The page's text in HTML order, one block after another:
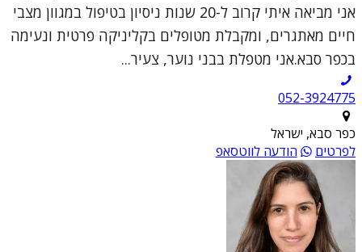
אני מביאה איתי קרוב ל-20 שנות ניסיון בטיפול במגוון מצבי
חיים מאתגרים, ומקבלת מטופלים בקליניקה פרטית ונעימה
בכפר סבא.אני מטפלת בבני נוער, צעיר...
052-3924775
כפר סבא, ישראל
לפרטים
הודעה לווטסאפ